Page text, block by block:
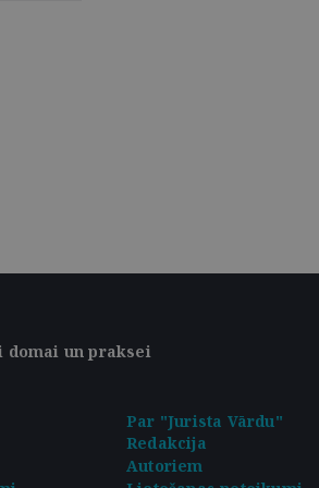
domai un praksei
Par "Jurista Vārdu"
Redakcija
Autoriem